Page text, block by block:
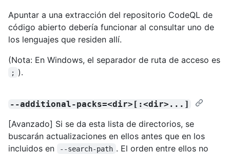
Apuntar a una extracción del repositorio CodeQL de
código abierto debería funcionar al consultar uno de
los lenguajes que residen allí.
(Nota: En Windows, el separador de ruta de acceso es
; ).
--additional-packs=<dir>[:<dir>...]
[Avanzado] Si se da esta lista de directorios, se
buscarán actualizaciones en ellos antes que en los
incluidos en
--search-path . El orden entre ellos no